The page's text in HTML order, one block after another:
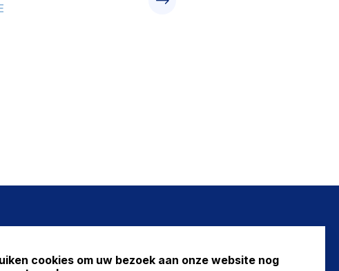
FAQ
cookies om uw bezoek aan onze website nog